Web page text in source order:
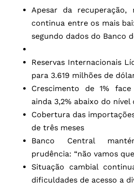
Apesar da recuperação,
continua entre os mais
segundo dados do Banco
Reservas Internacionais
para 3.619 milhões de
Crescimento de 1%
ainda 3,2% abaixo do nível
Cobertura das
de três meses
Banco Central
prudência: “não vamos
Situação cambial
dificuldades de acesso a